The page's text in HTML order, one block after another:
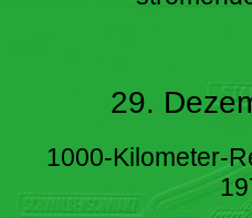
29.
1000-Kilometer-